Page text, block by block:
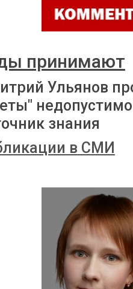
принимают
Ульянов
знания
в СМИ